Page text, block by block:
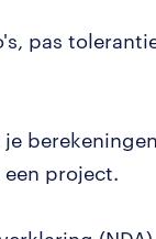
pas
project.